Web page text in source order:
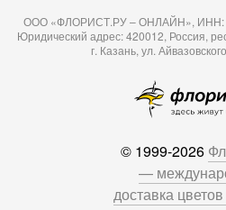
ООО «ФЛОРИСТ.РУ – ОНЛАЙН», ИНН:
Юридический адрес: 420012, Россия,
г. Казань, ул.
© 1999-2026
—
доставка